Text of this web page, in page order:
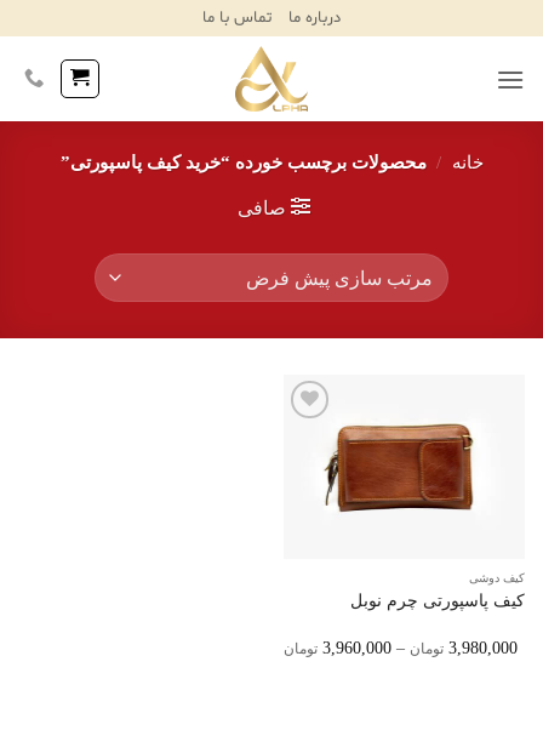
Content
درباره ما تماس با ما
خانه / محصولات برچسب خورده “خرید کیف پاسپورتی”
صافی
افزودن
علاقه
مندی‌ها
کیف دوشی
کیف پاسپورتی چرم نوبل
3,980,000 تومان –
3,960,000 تومان